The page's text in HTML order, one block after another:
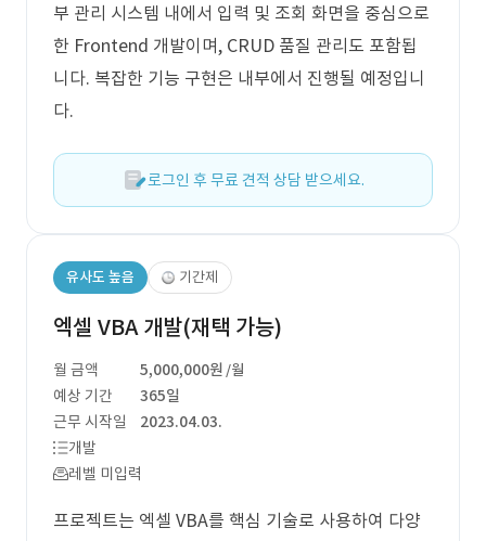
부 관리 시스템 내에서 입력 및 조회 화면을 중심으로
한 Frontend 개발이며, CRUD 품질 관리도 포함됩
니다. 복잡한 기능 구현은 내부에서 진행될 예정입니
다.
로그인 후 무료 견적 상담 받으세요.
유사도 높음 기간제
엑셀 VBA 개발(재택 가능)
월 금액 5,000,000원 /월
예상 기간
365일
근무 시작일
2023.04.03.
개발
레벨 미입력
프로젝트는 엑셀 VBA를 핵심 기술로 사용하여 다양